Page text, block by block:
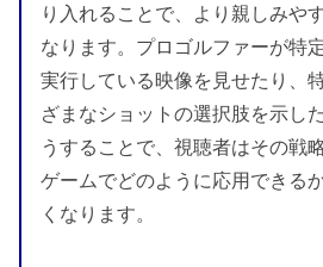
り入れることで、より親しみや
なります。プロゴルファーが特
実行している映像を見せたり、
ざまなショットの選択肢を示し
うすることで、視聴者はその戦
ゲームでどのように応用できる
くなります。